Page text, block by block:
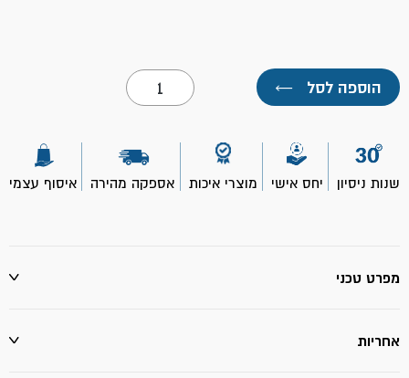
הוספה לסל ←
כמות
של
שפכטל
גומי-
שנות ניסיון יחס אישי מוצרי איכות אספקה מהירה איסוף עצמי
מפרט טכני
אחריות